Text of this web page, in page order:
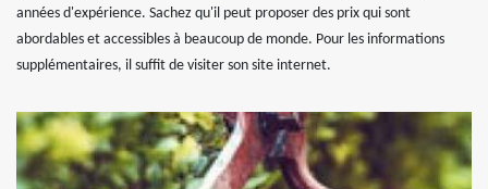
années d'expérience. Sachez qu'il peut proposer des prix qui sont
abordables et accessibles à beaucoup de monde. Pour les informations
supplémentaires, il suffit de visiter son site internet.